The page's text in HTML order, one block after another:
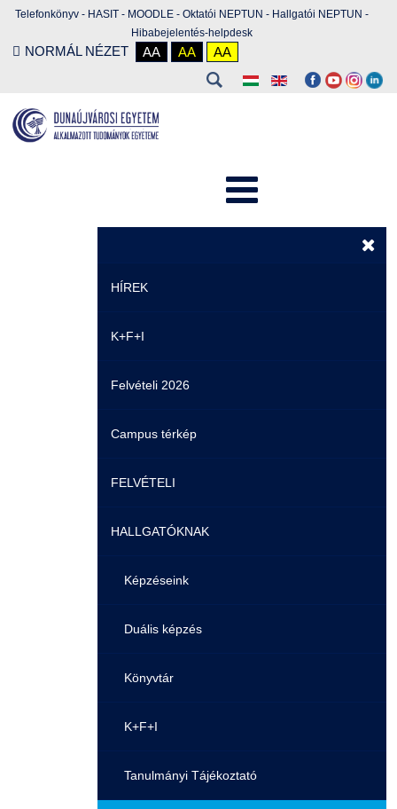
Telefonkönyv - HASIT - MOODLE - Oktatói NEPTUN - Hallgatói NEPTUN -
Hibabejelentés-helpdesk
NORMÁL NÉZET AA AA AA
HÍREK
Hírek
Események
Videók
Álláshirdetések
K+F+I
Felvételi 2026
Campus térkép
FELVÉTELI
Pontozási rendszer szabályai
Felvetteknek
Képzéseink
Duális képzés
Átjelentkezés
Gyakori Kérdések
HALLGATÓKNAK
Képzéseink
Duális képzés
Könyvtár
K+F+I
Tanulmányi Tájékoztató